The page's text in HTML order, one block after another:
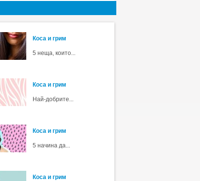
Коса и грим
5 неща, които...
Коса и грим
Най-добрите...
Коса и грим
5 начина да...
Коса и грим